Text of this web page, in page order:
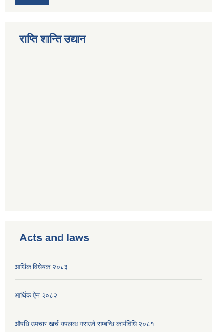
राप्ति शान्ति उद्यान
Acts and laws
आर्थिक विधेयक २०८३
आर्थिक ऐन २०८२
औषधि उपचार खर्च उपलव्ध गराउने सम्बन्धि कार्यविधि २०८१